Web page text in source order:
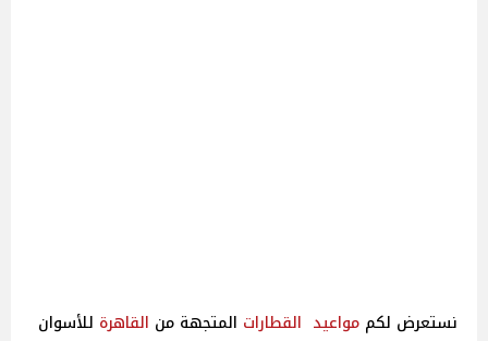
نستعرض لكم مواعيد القطارات المتجهة من القاهرة للأسوان